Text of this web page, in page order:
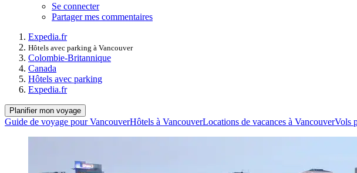
Se connecter
Partager mes commentaires
Expedia.fr
Hôtels avec parking à Vancouver
Colombie-Britannique
Canada
Hôtels avec parking
Expedia.fr
Planifier mon voyage
Guide de voyage pour VancouverHôtels à VancouverLocations de vacances à VancouverVols